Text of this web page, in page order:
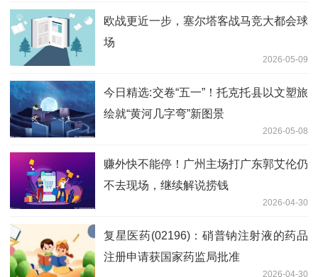
欧战更近一步，塞尔塔客战马竞大都会球
场
2026-05-09
今日精选:交卷“五一”！托克托县以文塑旅
绘就“黄河几字弯”新图景
2026-05-08
赚外快不能停！广州主场打广东郭艾伦仍
不去现场，继续解说捞钱
2026-04-30
复星医药(02196)：硝普钠注射液的药品
注册申请获国家药监局批准
2026-04-30